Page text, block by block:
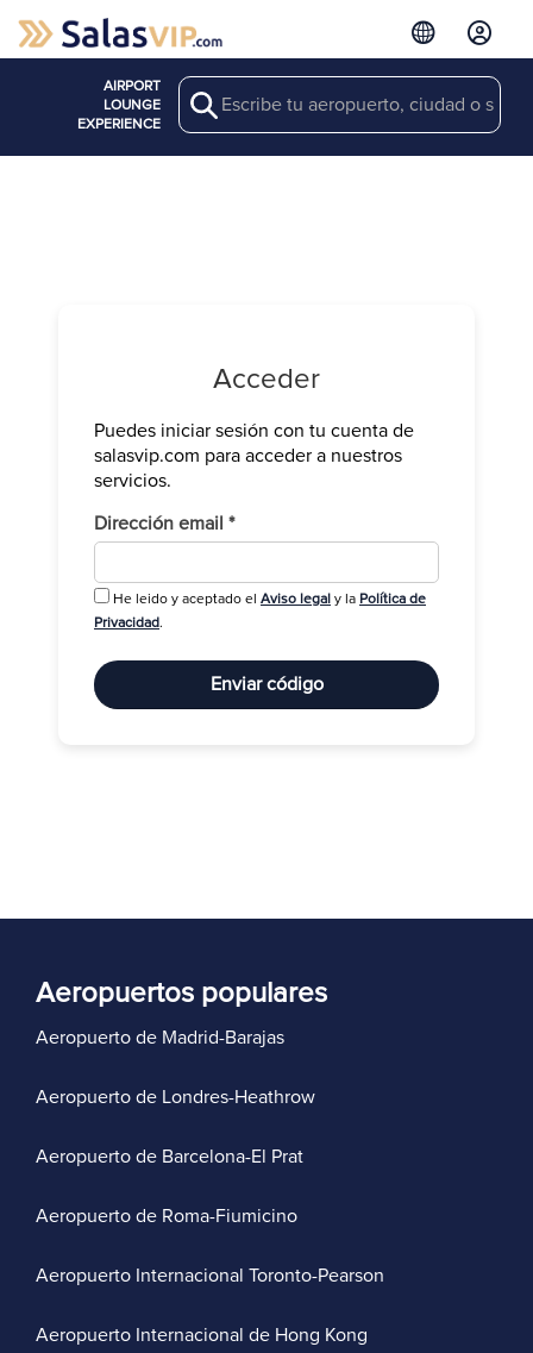
AIRPORT
LOUNGE
EXPERIENCE
Search
Acceder
Puedes iniciar sesión con tu cuenta de
salasvip.com para acceder a nuestros
servicios.
Dirección email *Obligatorio
He leido y aceptado el Aviso legal y la Política de
Privacidad.
Enviar código
Aeropuertos populares
Aeropuerto de Madrid-Barajas
Aeropuerto de Londres-Heathrow
Aeropuerto de Barcelona-El Prat
Aeropuerto de Roma-Fiumicino
Aeropuerto Internacional Toronto-Pearson
Aeropuerto Internacional de Hong Kong